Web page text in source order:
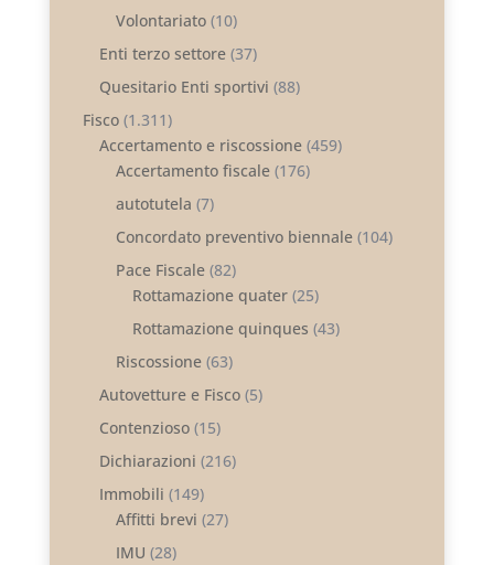
Volontariato(10)
Enti terzo settore(37)
Quesitario Enti sportivi (88)
Fisco(1.311)
Accertamento e riscossione(459)
Accertamento fiscale(176)
autotutela (7)
Concordato preventivo biennale(104)
Pace Fiscale(82)
Rottamazione quater(25)
Rottamazione quinques (43)
Riscossione(63)
Autovetture e Fisco(5)
Contenzioso(15)
Dichiarazioni (216)
Immobili (149)
Affitti brevi (27)
IMU (28)